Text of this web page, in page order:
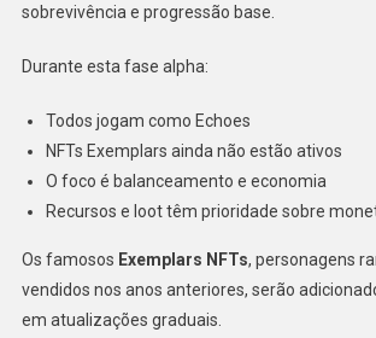
sobrevivência e progressão base.
Durante esta fase alpha:
Todos jogam como Echoes
NFTs Exemplars ainda não estão ativos
O foco é balanceamento e economia
Recursos e loot têm prioridade sobre
Os famosos Exemplars NFTs, personagens
vendidos nos anos anteriores, serão
em atualizações graduais.